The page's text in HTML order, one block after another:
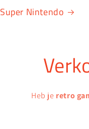
Super Nintendo
Heb je retro